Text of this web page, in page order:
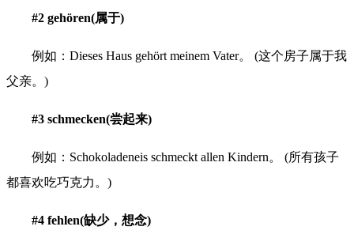
#2 gehören(属于)
例如：Dieses Haus gehört meinem Vater。 (这个房子属于我
父亲。)
#3 schmecken(尝起来)
例如：Schokoladeneis schmeckt allen Kindern。 (所有孩子
都喜欢吃巧克力。)
#4 fehlen(缺少，想念)